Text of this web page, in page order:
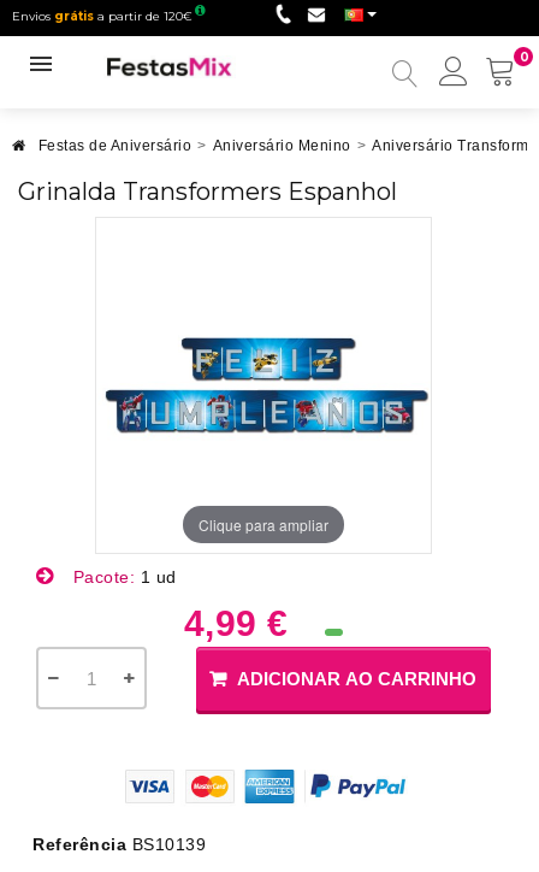
Envios grátis a partir de 120€
0
Minha
Festas de Aniversário > Aniversário Menino > Aniversário
Grinalda Transformers Espanhol
Clique para ampliar
Pacote: 1 ud
4,99 €
ADICIONAR AO CARRINHO
Referência BS10139